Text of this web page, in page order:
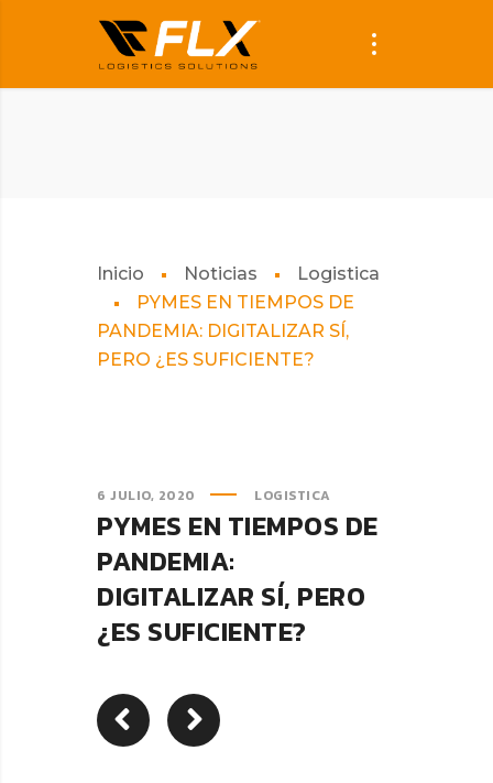
Inicio Noticias
Logistica
PYMES EN TIEMPOS DE
PANDEMIA: DIGITALIZAR SÍ,
PERO ¿ES SUFICIENTE?
6 JULIO, 2020 LOGISTICA
PYMES EN TIEMPOS DE
PANDEMIA:
DIGITALIZAR SÍ, PERO
¿ES SUFICIENTE?